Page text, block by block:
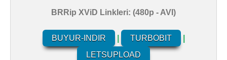
BRRip XViD Linkleri: (480p - AVI)
BUYUR-INDIR TURBOBIT
LETSUPLOAD